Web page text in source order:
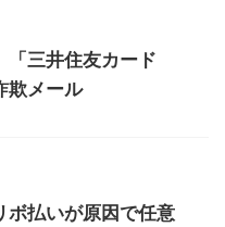
「三井住友カード
欺メール
ボ払いが原因で任意